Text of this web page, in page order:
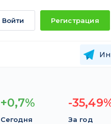
Войти Регистрация
+0,7%
Сегодня
-
За год